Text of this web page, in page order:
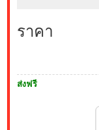
ราคา
ส่งฟรี